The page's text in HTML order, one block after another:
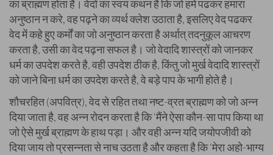
का ब्राह्मण होता है। वेदों का स्वयं कथन है कि जो हमें पढकर हमारा
अनुष्ठान न करे, वह पढ़ने का व्यर्थ क्लेश उठाता है, इसलिए वेद पढकर
वेद में कहे हुए कर्मों का जो अनुष्ठान करता है अर्थात् तदनुकूल आचरण
करता है, उसी का वेद पढ़ना सफल है। जो वेदादि शास्त्रों को जानकर
धर्म का उपदेश करते है, वही उपदेश ठीक है, किंतु जो मुर्ख वेदादि शास्त्रों
को जाने बिना धर्म का उपदेश करते है, वे बड़े पाप के भागी होते है।
शौचरहित (अपवित्र), वेद से रहित तथा नष्ट-व्रत ब्राह्मण को जो अन्न
दिया जाता है, वह अन्न रोदन करता है कि ‘मैंने ऐसा कौन-सा पाप किया था
जो ऐसे मुर्ख ब्राह्मण के हाथ पड़ा। और वही अन्न यदि जयोपजीवी को
दिया जाय तो प्रसन्नता से नाच उठता है और कहता है कि ‘मेरा अहो-भाग्य